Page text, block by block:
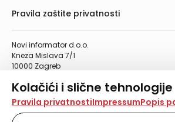
Kolačići i slične tehnologije
Na našoj web stranici koristimo
tehnologije za pohranu, čitanje i
Pravila privatnostiImpressumPopis
Novi informator d.o.o.
Kneza Mislava 7/1
10000 Zagreb
Telefaks: 01/4612-553
info@informator.hr
Pravila zaštite privatnosti